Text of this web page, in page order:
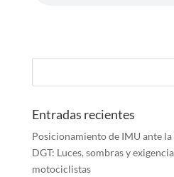
Entradas recientes
Posicionamiento de IMU ante
DGT: Luces, sombras y
motociclistas